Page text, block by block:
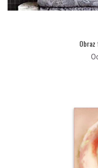
Obraz